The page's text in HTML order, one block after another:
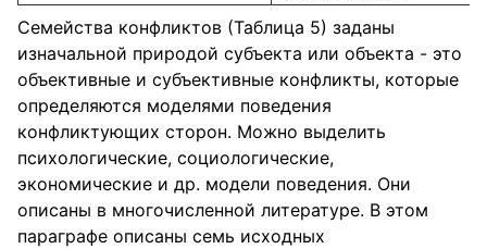
Семейства конфликтов (Таблица 5) заданы
изначальной природой субъекта или объекта - это
объективные и субъективные конфликты, которые
определяются моделями поведения
конфликтующих сторон. Можно выделить
психологические, социологические,
экономические и др. модели поведения. Они
описаны в многочисленной литературе. В этом
параграфе описаны семь исходных